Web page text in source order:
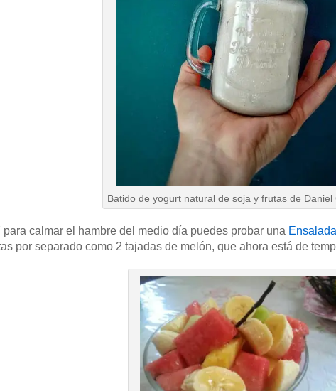
Batido de yogurt natural de soja y frutas de Daniel
para calmar el hambre del medio día puedes probar una
por separado como 2 tajadas de melón, que ahora está de